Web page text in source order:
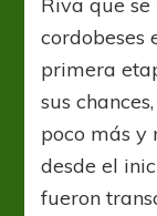
Riva que
cordobeses
primera
sus
poco más y
desde el
fueron